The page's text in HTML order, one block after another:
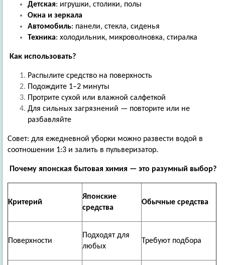
Детская: игрушки, столики, полы
Окна и зеркала
Автомобиль: панели, стекла, сиденья
Техника: холодильник, микроволновка, стиралка
Как использовать?
Распылите средство на поверхность
Подождите 1–2 минуты
Протрите сухой или влажной салфеткой
Для сильных загрязнений — повторите или не
разбавляйте
Совет: для ежедневной уборки можно развести водой в
соотношении 1:3 и залить в пульверизатор.
Почему японская бытовая химия — это разумный выбор?
Критерий
Японские
средства
Обычные средства
Поверхности
Подходят для
любых
Требуют подбора